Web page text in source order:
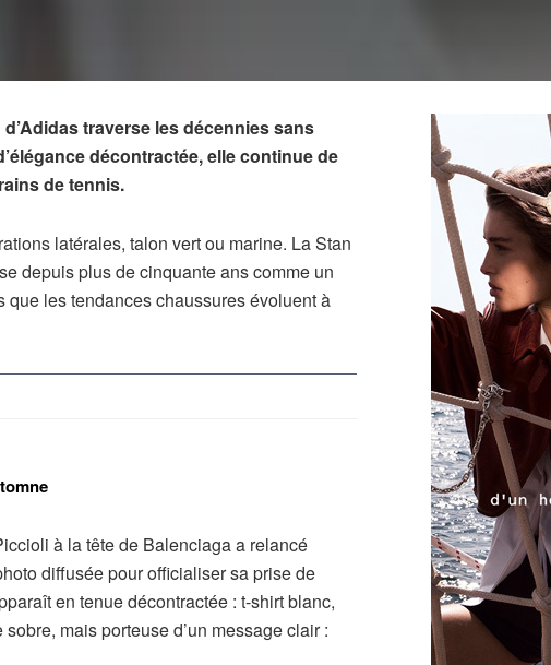
traverse les décennies sans
décontractée, elle continue de
de tennis.
latérales, talon vert ou marine. La Stan
depuis plus de cinquante ans comme un
les tendances chaussures évoluent à
à la tête de Balenciaga a relancé
diffusée pour officialiser sa prise de
en tenue décontractée : t-shirt blanc,
mais porteuse d’un message clair :